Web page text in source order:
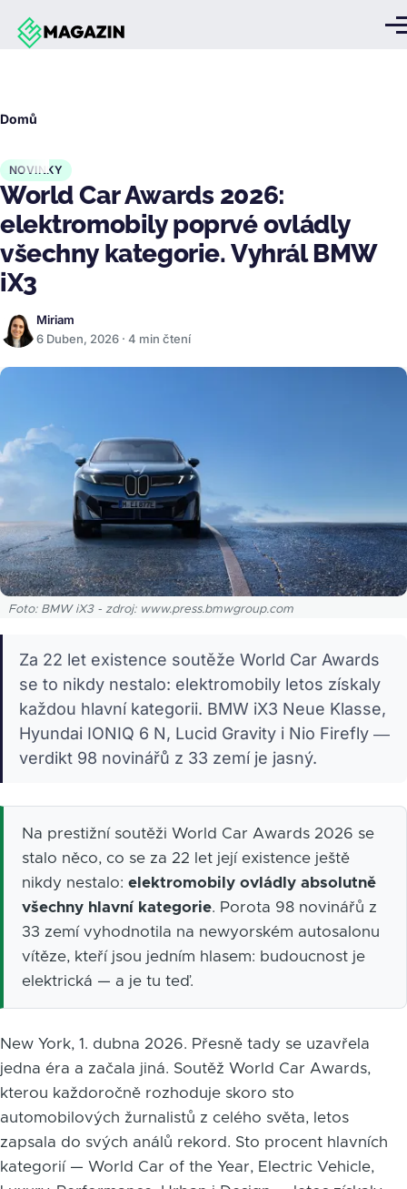
Přejít k hlavnímu obsahu
Domů
NOVINKY
World Car Awards 2026:
elektromobily poprvé ovládly
všechny kategorie. Vyhrál BMW
iX3
Miriam
6 Duben, 2026 · 4 min čtení
Foto: BMW iX3 - zdroj: www.press.bmwgroup.com
Za 22 let existence soutěže World Car Awards
se to nikdy nestalo: elektromobily letos získaly
každou hlavní kategorii. BMW iX3 Neue Klasse,
Hyundai IONIQ 6 N, Lucid Gravity i Nio Firefly —
verdikt 98 novinářů z 33 zemí je jasný.
Na prestižní soutěži World Car Awards 2026 se
stalo něco, co se za 22 let její existence ještě
nikdy nestalo: elektromobily ovládly absolutně
všechny hlavní kategorie. Porota 98 novinářů z
33 zemí vyhodnotila na newyorském autosalonu
vítěze, kteří jsou jedním hlasem: budoucnost je
elektrická — a je tu teď.
New York, 1. dubna 2026. Přesně tady se uzavřela
jedna éra a začala jiná. Soutěž World Car Awards,
kterou každoročně rozhoduje skoro sto
automobilových žurnalistů z celého světa, letos
zapsala do svých análů rekord. Sto procent hlavních
kategorií — World Car of the Year, Electric Vehicle,